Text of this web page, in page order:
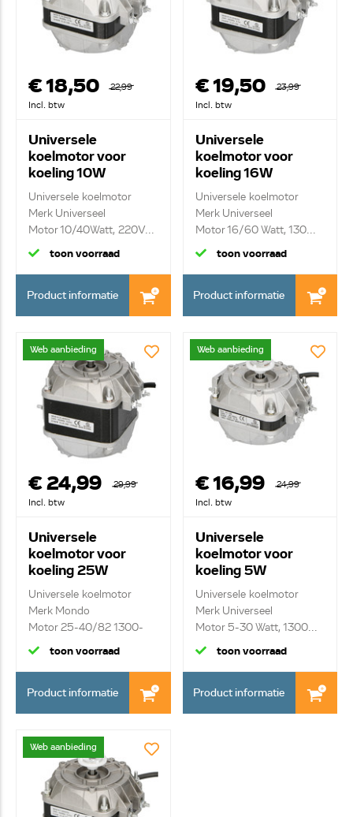
€ 18,50
22,99
Incl. btw
Universele
koelmotor voor
koeling 10W
Universele koelmotor
Merk Universeel
Motor 10/40Watt, 220V...
toon voorraad
Product informatie
€ 19,50
23,99
Incl. btw
Universele
koelmotor voor
koeling 16W
Universele koelmotor
Merk Universeel
Motor 16/60 Watt, 130...
toon voorraad
Product informatie
Web aanbieding
€ 24,99
29,99
Incl. btw
Universele
koelmotor voor
koeling 25W
Universele koelmotor
Merk Mondo
Motor 25-40/82 1300-
1550R...
toon voorraad
Product informatie
Web aanbieding
€ 16,99
24,99
Incl. btw
Universele
koelmotor voor
koeling 5W
Universele koelmotor
Merk Universeel
Motor 5-30 Watt, 1300...
toon voorraad
Product informatie
Web aanbieding